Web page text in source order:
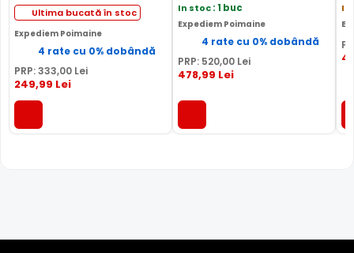
Ultima bucată în stoc
Expediem Poimaine
4 rate cu 0% dobândă
PRP:333,00 Lei
249,99 Lei
In stoc: 1 buc
Expediem Poimaine
4 rate cu 0% dobândă
PRP: 520,00 Lei
478,99 Lei
In